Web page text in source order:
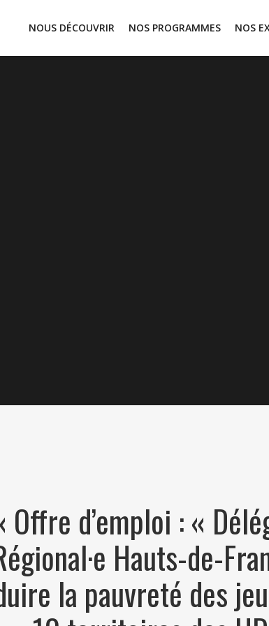
NOUS DÉCOUVRIR NOS PROGRAMMES NOS
Offre d’emploi : «
Hauts-de-
la pauvreté des